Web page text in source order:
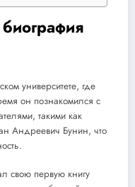
университете, где
он познакомился с
такими как
Андреевич Бунин, что
свою первую книгу